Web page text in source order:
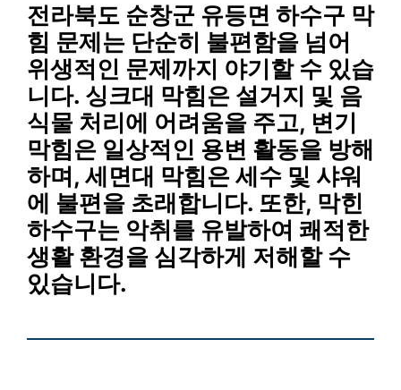
전라북도 순창군 유등면 하수구 막
힘 문제는 단순히 불편함을 넘어
위생적인 문제까지 야기할 수 있습
니다. 싱크대 막힘은 설거지 및 음
식물 처리에 어려움을 주고, 변기
막힘은 일상적인 용변 활동을 방해
하며, 세면대 막힘은 세수 및 샤워
에 불편을 초래합니다. 또한, 막힌
하수구는 악취를 유발하여 쾌적한
생활 환경을 심각하게 저해할 수
있습니다.